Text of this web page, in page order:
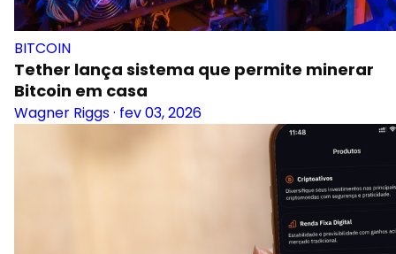
BITCOIN
Tether lança sistema que permite minerar
Bitcoin em casa
Wagner Riggs· fev 03, 2026